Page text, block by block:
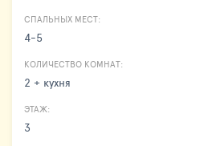
СПАЛЬНЫХ МЕСТ:
4-5
КОЛИЧЕСТВО КОМНАТ:
2 + кухня
ЭТАЖ:
3